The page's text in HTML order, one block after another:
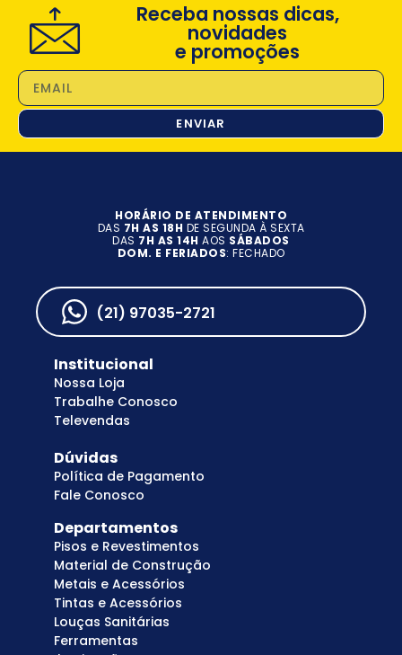
Receba nossas dicas,
novidades
e promoções
ENVIAR
HORÁRIO DE ATENDIMENTO
DAS 7H AS 18H DE SEGUNDA À SEXTA
DAS 7H AS 14H AOS SÁBADOS
DOM. E FERIADOS: FECHADO
(21) 97035-2721
Institucional
Nossa Loja
Trabalhe Conosco
Televendas
Dúvidas
Política de Pagamento
Fale Conosco
Departamentos
Pisos e Revestimentos
Material de Construção
Metais e Acessórios
Tintas e Acessórios
Louças Sanitárias
Ferramentas